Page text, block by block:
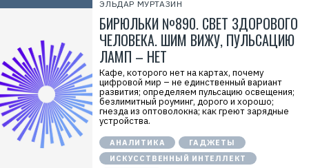
ЭЛЬДАР МУРТАЗИН
БИРЮЛЬКИ №890. СВЕТ ЗДОРОВОГО
ЧЕЛОВЕКА. ШИМ ВИЖУ, ПУЛЬСАЦИЮ
ЛАМП – НЕТ
Кафе, которого нет на картах, почему
цифровой мир – не единственный вариант
развития; определяем пульсацию освещения;
безлимитный роуминг, дорого и хорошо;
гнезда из оптоволокна; как греют зарядные
устройства.
АНАЛИТИКА
ГАДЖЕТЫ
ИСКУССТВЕННЫЙ ИНТЕЛЛЕКТ